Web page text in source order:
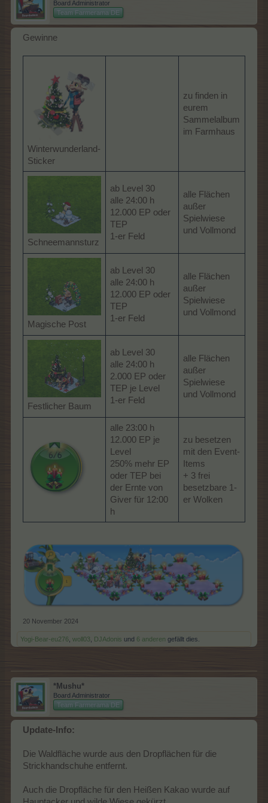
Board Administrator
Team Farmerama DE
Gewinne
Winterwunderland-
Sticker
zu finden in
eurem
Sammelalbum
im Farmhaus
Schneemannsturz
ab Level 30
alle 24:00 h
12.000 EP oder
TEP
1-er Feld
alle Flächen
außer
Spielwiese
und Vollmond
Magische Post
ab Level 30
alle 24:00 h
12.000 EP oder
TEP
1-er Feld
alle Flächen
außer
Spielwiese
und Vollmond
Festlicher Baum
ab Level 30
alle 24:00 h
2.000 EP oder
TEP je Level
1-er Feld
alle Flächen
außer
Spielwiese
und Vollmond
alle 23:00 h
12.000 EP je
Level
250% mehr EP
oder TEP bei
der Ernte von
Giver für 12:00
h
zu besetzen
mit den Event-
Items
+ 3 frei
besetzbare 1-
er Wolken
20 November 2024
Yogi-Bear-eu276 woll03 DJAdonis und 6 anderen gefällt dies.
*Mushu*
Board Administrator
Team Farmerama DE
Update-Info:
Die Waldfläche wurde aus den Dropflächen für die
Strickhandschuhe entfernt.
Auch die Dropfläche für den Heißen Kakao wurde auf